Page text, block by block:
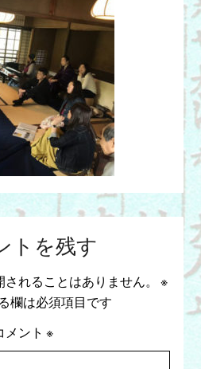
トを残す
れることはありません。
※
欄は必須項目です
メント ※